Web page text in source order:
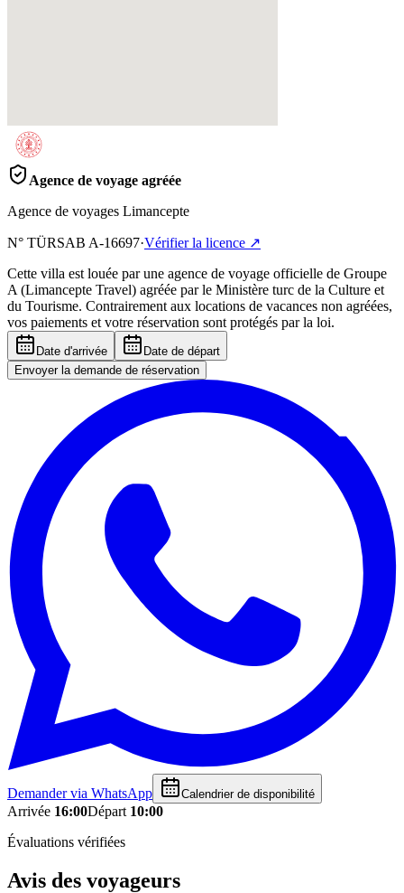
Agence de voyage agréée
Agence de voyages Limancepte
N° TÜRSAB A-16697·Vérifier la licence ↗
Cette villa est louée par une agence de voyage officielle de Groupe
A (Limancepte Travel) agréée par le Ministère turc de la Culture et
du Tourisme. Contrairement aux locations de vacances non agréées,
vos paiements et votre réservation sont protégés par la loi.
Date d'arrivée
Date de départ
Envoyer la demande de réservation
Demander via WhatsApp Calendrier de disponibilité
Arrivée 16:00Départ 10:00
Évaluations vérifiées
Avis des voyageurs